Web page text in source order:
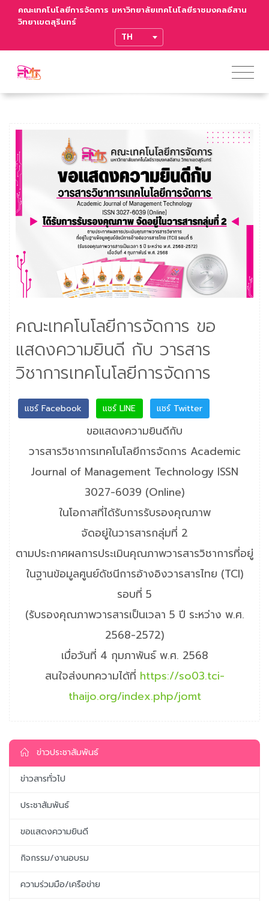
คณะเทคโนโลยีการจัดการ มหาวิทยาลัยเทคโนโลยีราชมงคลอีสาน
วิทยาเขตสุรินทร์
TRANSLATE
คณะเทคโนโลยีการจัดการ ขอ
แสดงความยินดี กับ วารสาร
วิชาการเทคโนโลยีการจัดการ
แชร์ Facebook แชร์ LINE แชร์ Twitter
ขอแสดงความยินดีกับ
วารสารวิชาการเทคโนโลยีการจัดการ Academic
Journal of Management Technology ISSN
3027-6039 (Online)
ในโอกาสที่ได้รับการรับรองคุณภาพ
จัดอยู่ในวารสารกลุ่มที่ 2
ตามประกาศผลการประเมินคุณภาพวารสารวิชาการที่อยู่
ในฐานข้อมูลศูนย์ดัชนีการอ้างอิงวารสารไทย (TCI)
รอบที่ 5
(รับรองคุณภาพวารสารเป็นเวลา 5 ปี ระหว่าง พ.ศ.
2568-2572)
เมื่อวันที่ 4 กุมภาพันธ์ พ.ศ. 2568
สนใจส่งบทความได้ที่ https://so03.tci-
thaijo.org/index.php/jomt
ข่าวประชาสัมพันธ์
ข่าวสารทั่วไป
ประชาสัมพันธ์
ขอแสดงความยินดี
กิจกรรม/งานอบรม
ความร่วมมือ/เครือข่าย